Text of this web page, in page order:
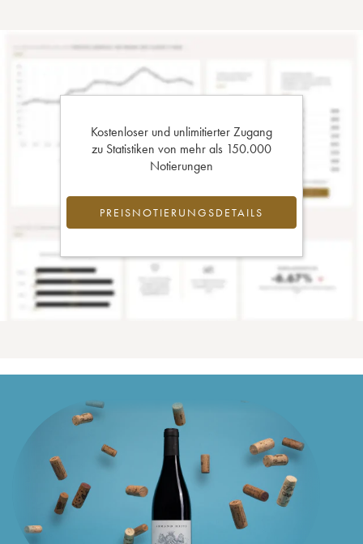
Kostenloser und unlimitierter Zugang
zu Statistiken von mehr als 150.000
Notierungen
PREISNOTIERUNGSDETAILS